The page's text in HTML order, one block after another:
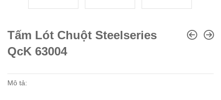
Tấm Lót Chuột Steelseries
QcK 63004
Mô tả: